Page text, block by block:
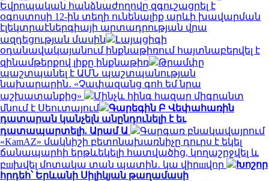
Եվրոպական հանձնաժողովը զգուշացրել է
օգոստոսի 12-ին տեղի ունենալիք արևի խավարման
էլեկտրաէներգիայի արտադրության վրա
ազդեցության մասին
Լայպցիգի
օդանավակայանում ինքնաթիռում հայտնաբերվել է
զինամթերքով լիքը ինքնաթիռ
Թրամփը
պաշտպանել է ԱՄՆ պաշտպանության
նախարարին․ «Չափազանց գոհ եմ նրա
աշխատանքից»
Մինչև հինգ հազար միգրանտ
մնում է Սեուտայում
Գարեգին Բ Վեփահառին
դատարան կանչելն անընդունելի է եւ
դատապարտելի. Արամ Ա
Գարգառ բնակավայրում
«KamAZ» մակնիշի բետոնախառնիչը դուրս է եկել
ճանապարհի երթևեկելի հատվածից, կողաշրջվել և
բшխվել մոտակա տան պատին․ կա վիրшվոր
Խոշոր
հրդեհ՝ Երևանի Սիլիկյան թաղամասի